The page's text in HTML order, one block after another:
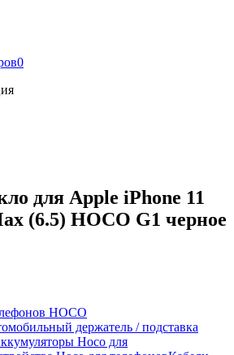
0
для Apple iPhone 11
(6.5) HOCO G1 черное
HOCO
держатель / подставка
Hoco для